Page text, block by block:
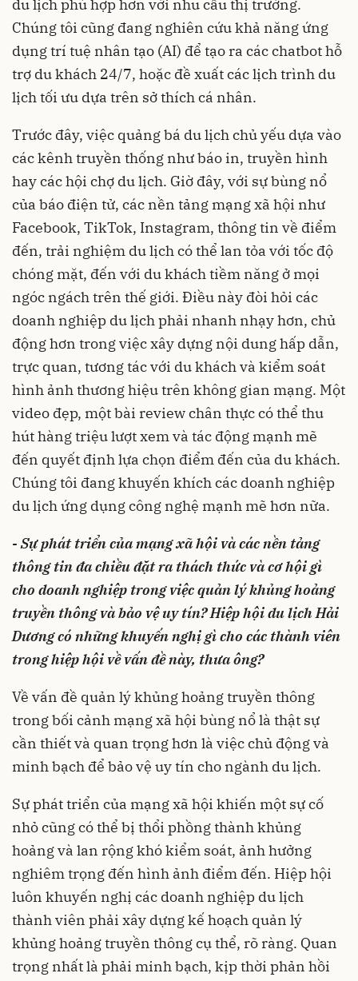
du lịch phù hợp hơn với nhu cầu thị trường.
Chúng tôi cũng đang nghiên cứu khả năng ứng
dụng trí tuệ nhân tạo (AI) để tạo ra các chatbot hỗ
trợ du khách 24/7, hoặc đề xuất các lịch trình du
lịch tối ưu dựa trên sở thích cá nhân.
Trước đây, việc quảng bá du lịch chủ yếu dựa vào
các kênh truyền thống như báo in, truyền hình
hay các hội chợ du lịch. Giờ đây, với sự bùng nổ
của báo điện tử, các nền tảng mạng xã hội như
Facebook, TikTok, Instagram, thông tin về điểm
đến, trải nghiệm du lịch có thể lan tỏa với tốc độ
chóng mặt, đến với du khách tiềm năng ở mọi
ngóc ngách trên thế giới. Điều này đòi hỏi các
doanh nghiệp du lịch phải nhanh nhạy hơn, chủ
động hơn trong việc xây dựng nội dung hấp dẫn,
trực quan, tương tác với du khách và kiểm soát
hình ảnh thương hiệu trên không gian mạng. Một
video đẹp, một bài review chân thực có thể thu
hút hàng triệu lượt xem và tác động mạnh mẽ
đến quyết định lựa chọn điểm đến của du khách.
Chúng tôi đang khuyến khích các doanh nghiệp
du lịch ứng dụng công nghệ mạnh mẽ hơn nữa.
- Sự phát triển của mạng xã hội và các nền tảng
thông tin đa chiều đặt ra thách thức và cơ hội gì
cho doanh nghiệp trong việc quản lý khủng hoảng
truyền thông và bảo vệ uy tín? Hiệp hội du lịch Hải
Dương có những khuyến nghị gì cho các thành viên
trong hiệp hội về vấn đề này, thưa ông?
Về vấn đề quản lý khủng hoảng truyền thông
trong bối cảnh mạng xã hội bùng nổ là thật sự
cần thiết và quan trọng hơn là việc chủ động và
minh bạch để bảo vệ uy tín cho ngành du lịch.
Sự phát triển của mạng xã hội khiến một sự cố
nhỏ cũng có thể bị thổi phồng thành khủng
hoảng và lan rộng khó kiểm soát, ảnh hưởng
nghiêm trọng đến hình ảnh điểm đến. Hiệp hội
luôn khuyến nghị các doanh nghiệp du lịch
thành viên phải xây dựng kế hoạch quản lý
khủng hoảng truyền thông cụ thể, rõ ràng. Quan
trọng nhất là phải minh bạch, kịp thời phản hồi